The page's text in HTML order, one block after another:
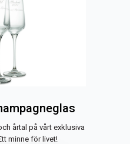
årtal på vårt exklusiva
minne för livet!